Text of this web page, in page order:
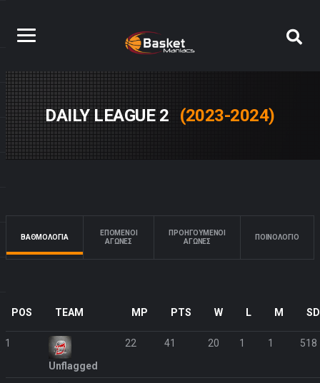
DAILY LEAGUE 2 (2023-2024)
ΒΑΘΜΟΛΟΓΙΑ
ΕΠΟΜΕΝΟΙ
ΑΓΩΝΕΣ
ΠΡΟΗΓΟΥΜΕΝΟΙ
ΑΓΩΝΕΣ
ΠΟΙΝΟΛΌΓΙΟ
POS TEAM MP PTS W L M SD
1
Unflagged
22 41 20 1 1 518